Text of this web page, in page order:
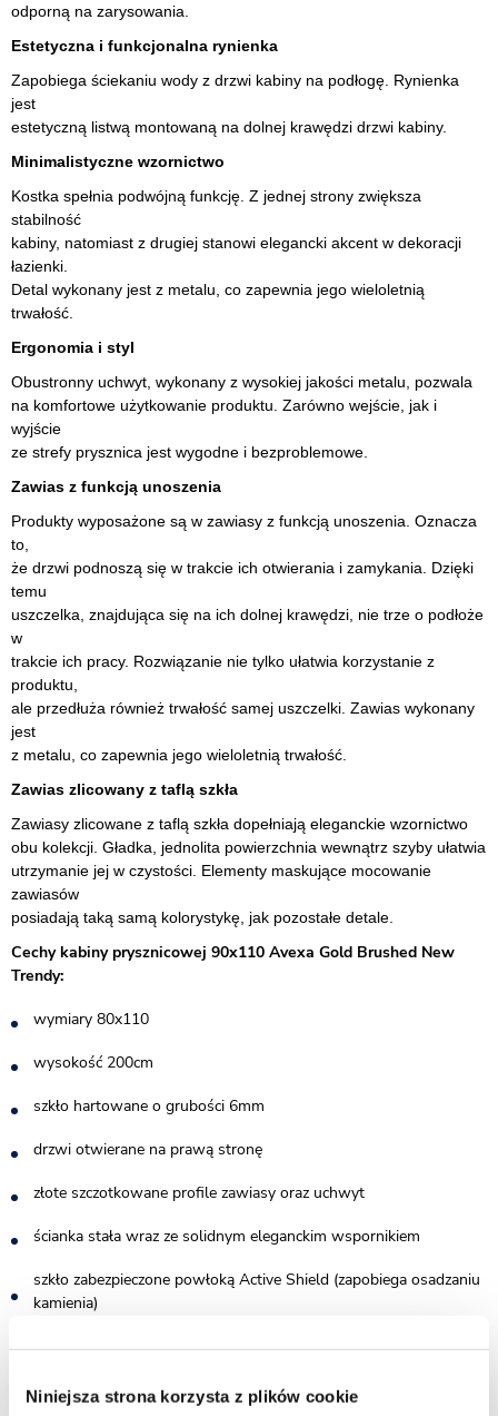
Niniejsza strona korzysta z plików cookie
odporną na zarysowania.
Estetyczna i funkcjonalna rynienka
Zapobiega ściekaniu wody z drzwi kabiny na podłogę. Rynienka
jest
estetyczną listwą montowaną na dolnej krawędzi drzwi kabiny.
Minimalistyczne wzornictwo
Kostka spełnia podwójną funkcję. Z jednej strony zwiększa
stabilność
kabiny, natomiast z drugiej stanowi elegancki akcent w dekoracji
łazienki.
Detal wykonany jest z metalu, co zapewnia jego wieloletnią
trwałość.
Ergonomia i styl
Obustronny uchwyt, wykonany z wysokiej jakości metalu, pozwala
na komfortowe użytkowanie produktu. Zarówno wejście, jak i
wyjście
ze strefy prysznica jest wygodne i bezproblemowe.
Zawias z funkcją unoszenia
Produkty wyposażone są w zawiasy z funkcją unoszenia. Oznacza
to,
że drzwi podnoszą się w trakcie ich otwierania i zamykania. Dzięki
temu
uszczelka, znajdująca się na ich dolnej krawędzi, nie trze o podłoże
w
trakcie ich pracy. Rozwiązanie nie tylko ułatwia korzystanie z
produktu,
ale przedłuża również trwałość samej uszczelki. Zawias wykonany
jest
z metalu, co zapewnia jego wieloletnią trwałość.
Zawias zlicowany z taflą szkła
Zawiasy zlicowane z taflą szkła dopełniają eleganckie wzornictwo
obu kolekcji. Gładka, jednolita powierzchnia wewnątrz szyby ułatwia
utrzymanie jej w czystości. Elementy maskujące mocowanie
zawiasów
posiadają taką samą kolorystykę, jak pozostałe detale.
Cechy kabiny prysznicowej 90x110 Avexa Gold Brushed New
Trendy:
wymiary 80x110
wysokość 200cm
szkło hartowane o grubości 6mm
drzwi otwierane na prawą stronę
złote szczotkowane profile zawiasy oraz uchwyt
ścianka stała wraz ze solidnym eleganckim wspornikiem
szkło zabezpieczone powłoką Active Shield (zapobiega osadzaniu
kamienia)
rynienka przy dolnej krawędzi drzwi od wewnętrznej strony